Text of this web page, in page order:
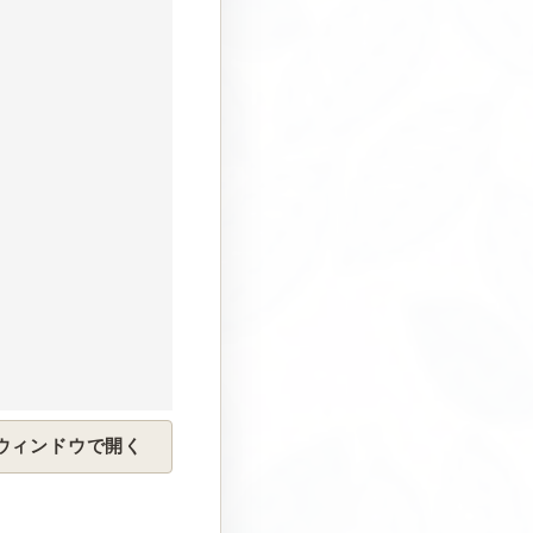
ィンドウで開く